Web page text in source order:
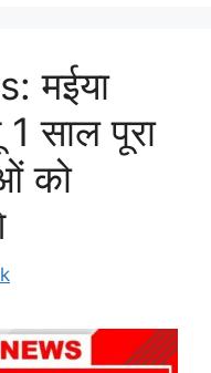
मईया
साल पूरा
को